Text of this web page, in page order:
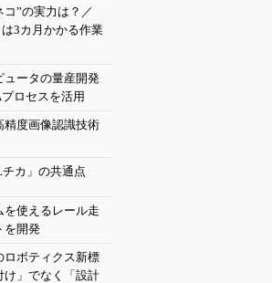
コ”の実力は？／
は3カ月かかる作業
ュータの量産開発
ロセスを活用
精度画像認識技術
カ」の共通点
使えるレール走
を開発
ロボティクス新標
け」でなく「設計